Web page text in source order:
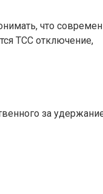
что
ТСС отключение,
за